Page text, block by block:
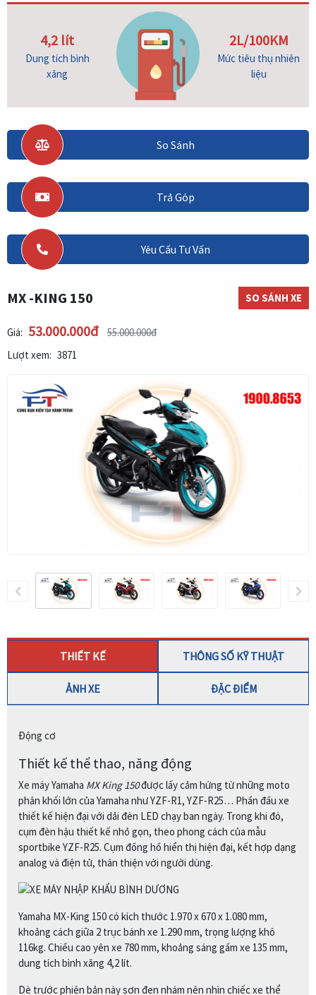
4,2 lít
Dung tích bình
xăng
2L/100KM
Mức tiêu thụ nhiên
liệu
So Sánh
Trả Góp
Yêu Cầu Tư Vấn
MX -KING 150 SO SÁNH XE
Giá: 53.000.000đ
55.000.000đ
Lượt xem: 3871
THIẾT KẾ THÔNG SỐ KỸ THUẬT
ẢNH XE ĐẶC ĐIỂM
Động cơ
Thiết kế thể thao, năng động
Xe máy Yamaha MX King 150được lấy cảm hứng từ những moto
phân khối lớn của Yamaha như YZF-R1, YZF-R25… Phần đầu xe
thiết kế hiện đại với dải đèn LED chạy ban ngày. Trong khi đó,
cụm đèn hậu thiết kế nhỏ gọn, theo phong cách của mẫu
sportbike YZF-R25. Cụm đồng hồ hiển thị hiện đại, kết hợp dạng
analog và điện tử, thân thiện với người dùng.
Yamaha MX-King 150 có kích thước 1.970 x 670 x 1.080 mm,
khoảng cách giữa 2 trục bánh xe 1.290 mm, trọng lượng khô
116kg. Chiều cao yên xe 780 mm, khoảng sáng gầm xe 135 mm,
dung tích bình xăng 4,2 lít.
Dè trước phiên bản này sơn đen nhám nên nhìn chiếc xe thể